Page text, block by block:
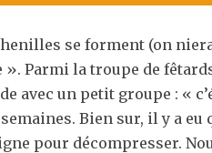
se forment (on
». Parmi la troupe de
avec un petit groupe : «
Bien sur, il y a eu
pour décompresser.